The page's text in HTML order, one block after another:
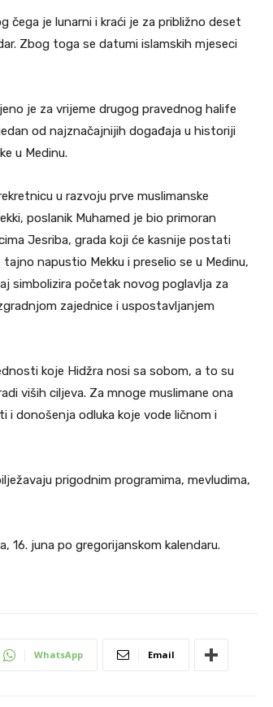
čega je lunarni i kraći je za približno deset
Zbog toga se datumi islamskih mjeseci
je za vrijeme drugog pravednog halife
od najznačajnijih događaja u historiji
u Medinu.
u razvoju prve muslimanske
poslanik Muhamed je bio primoran
Jesriba, grada koji će kasnije postati
napustio Mekku i preselio se u Medinu,
simbolizira početak novog poglavlja za
zajednice i uspostavljanjem
koje Hidžra nosi sa sobom, a to su
viših ciljeva. Za mnoge muslimane ona
i donošenja odluka koje vode ličnom i
prigodnim programima, mevludima,
16. juna po gregorijanskom kalendaru.
WhatsApp Email